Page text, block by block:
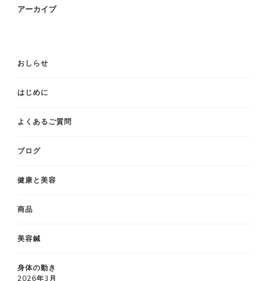
アーカイブ
おしらせ
はじめに
よくあるご質問
ブログ
健康と美容
商品
美容鍼
身体の動き
2026年3月